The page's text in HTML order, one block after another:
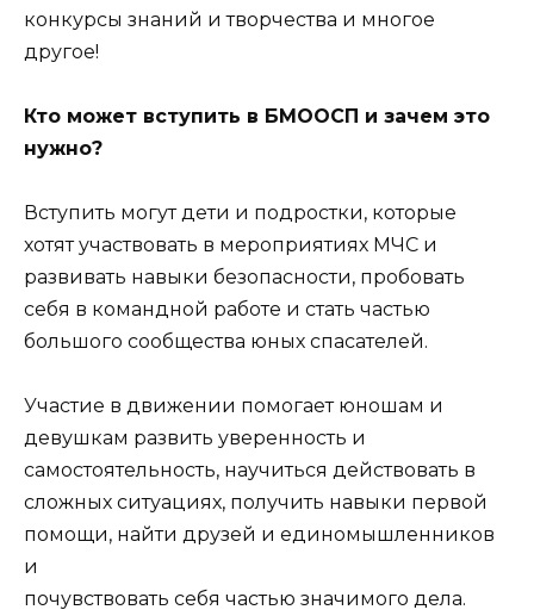
конкурсы знаний и творчества и многое
другое!
Кто может вступить в БМООСП и зачем это
нужно?
Вступить могут дети и подростки, которые
хотят участвовать в мероприятиях МЧС и
развивать навыки безопасности, пробовать
себя в командной работе и стать частью
большого сообщества юных спасателей.
Участие в движении помогает юношам и
девушкам развить уверенность и
самостоятельность, научиться действовать в
сложных ситуациях, получить навыки первой
помощи, найти друзей и единомышленников
и
почувствовать себя частью значимого дела.